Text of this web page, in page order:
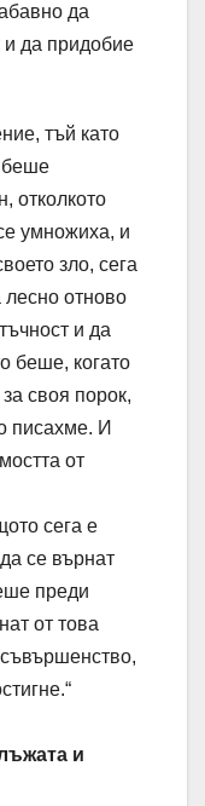
да
и да придобие
тъй като
беше
отколкото
умножиха, и
зло, сега
отново
и да
беше, когато
своя порок,
писахме. И
от
сега е
се върнат
преди
от това
и